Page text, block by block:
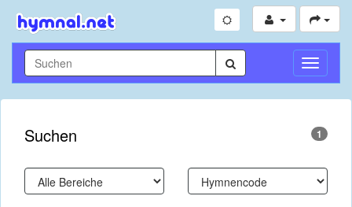
Suchen 1